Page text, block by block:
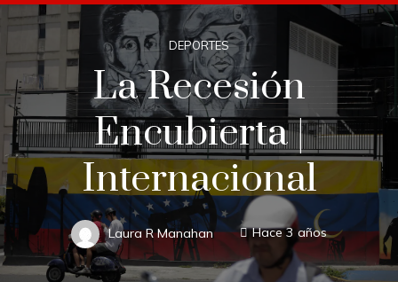
DEPORTES
La Recesión
Encubierta |
Internacional
Laura R Manahan Hace 3 años